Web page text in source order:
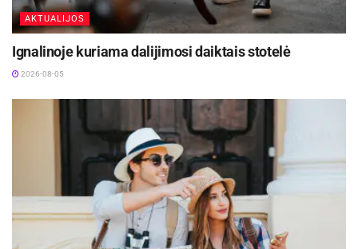
AKTUALIJOS
Ignalinoje kuriama dalijimosi daiktais stotelė
2026-08-05